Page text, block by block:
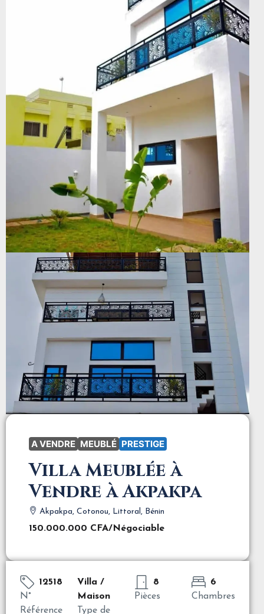
A VENDRE MEUBLÉ PRESTIGE
Villa Meublée à
Vendre à Akpakpa
Akpakpa, Cotonou, Littoral, Bénin
150.000.000 CFA/Négociable
12518
N°
Référence
Villa /
Maison
Type de
8
Pièces
6
Chambres